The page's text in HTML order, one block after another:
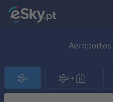
Aeroportos